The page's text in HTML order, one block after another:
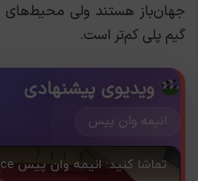
جهان‌باز هستند ولی محیط‌های
گیم پلی کم‌تر است.
ویدیوی پیشنهادی
انیمه وان پیس